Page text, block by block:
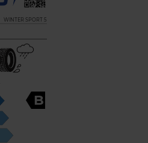
WINTER SPORT 5
B